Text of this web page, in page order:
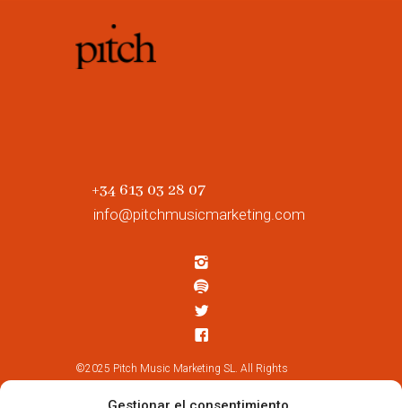
+34 613 03 28 07
info@pitchmusicmarketing.com
©2025 Pitch Music Marketing SL. All Rights